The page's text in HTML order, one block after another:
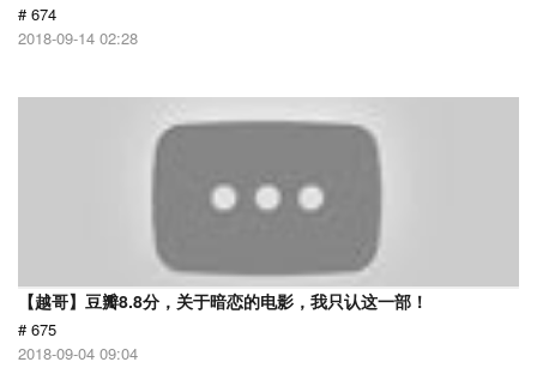
# 674
2018-09-14 02:28
【越哥】豆瓣8.8分，关于暗恋的电影，我只认这一部！
# 675
2018-09-04 09:04